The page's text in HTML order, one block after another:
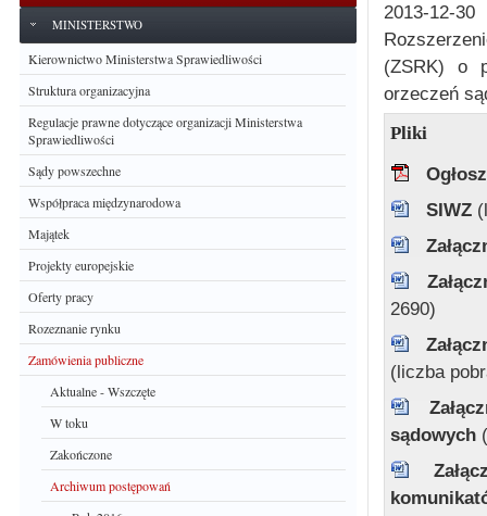
MINISTERSTWO
Kierownictwo Ministerstwa Sprawiedliwości
Struktura organizacyjna
Regulacje prawne dotyczące organizacji Ministerstwa
Sprawiedliwości
Sądy powszechne
Współpraca międzynarodowa
Majątek
Projekty europejskie
Oferty pracy
Rozeznanie rynku
Zamówienia publiczne
Aktualne - Wszczęte
W toku
Zakończone
Archiwum postępowań
2013-12-30
(ZSRK) o
orzeczeń
Pliki
SIWZ
2690)
(liczba
sądowych